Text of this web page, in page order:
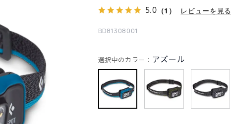
5.0 （1） レビューを見る
BD81308001
選択中のカラー： アズール